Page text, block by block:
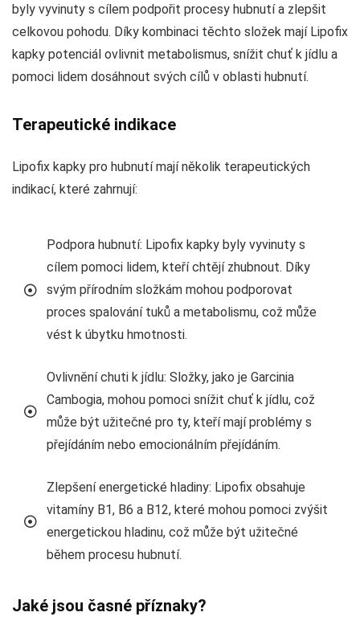
byly vyvinuty s cílem podpořit procesy hubnutí a zlepšit
celkovou pohodu. Díky kombinaci těchto složek mají Lipofix
kapky potenciál ovlivnit metabolismus, snížit chuť k jídlu a
pomoci lidem dosáhnout svých cílů v oblasti hubnutí.
Terapeutické indikace
Lipofix kapky pro hubnutí mají několik terapeutických
indikací, které zahrnují:
Podpora hubnutí: Lipofix kapky byly vyvinuty s
cílem pomoci lidem, kteří chtějí zhubnout. Díky
svým přírodním složkám mohou podporovat
proces spalování tuků a metabolismu, což může
vést k úbytku hmotnosti.
Ovlivnění chuti k jídlu: Složky, jako je Garcinia
Cambogia, mohou pomoci snížit chuť k jídlu, což
může být užitečné pro ty, kteří mají problémy s
přejídáním nebo emocionálním přejídáním.
Zlepšení energetické hladiny: Lipofix obsahuje
vitamíny B1, B6 a B12, které mohou pomoci zvýšit
energetickou hladinu, což může být užitečné
během procesu hubnutí.
Jaké jsou časné příznaky?